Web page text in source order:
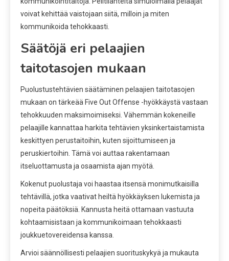
voivat kehittää vaistojaan siitä, milloin ja miten
kommunikoida tehokkaasti.
Säätöjä eri pelaajien
taitotasojen mukaan
Puolustustehtävien säätäminen pelaajien taitotasojen
mukaan on tärkeää Five Out Offense -hyökkäystä vastaan
tehokkuuden maksimoimiseksi. Vähemmän kokeneille
pelaajille kannattaa harkita tehtävien yksinkertaistamista
keskittyen perustaitoihin, kuten sijoittumiseen ja
peruskiertoihin. Tämä voi auttaa rakentamaan
itseluottamusta ja osaamista ajan myötä.
Kokenut puolustaja voi haastaa itsensä monimutkaisilla
tehtävillä, jotka vaativat heiltä hyökkäyksen lukemista ja
nopeita päätöksiä. Kannusta heitä ottamaan vastuuta
kohtaamisistaan ja kommunikoimaan tehokkaasti
joukkuetovereidensa kanssa.
Arvioi säännöllisesti pelaajien suorituskykyä ja mukauta